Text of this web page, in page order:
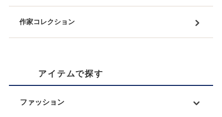
作家コレクション
アイテムで探す
ファッション